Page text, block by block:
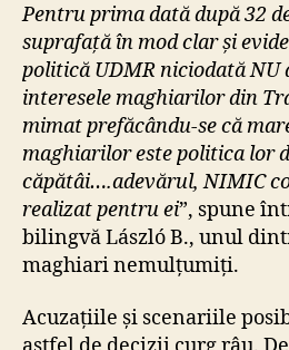
Pentru prima dată după 32
suprafață în mod clar și
politică UDMR niciodată NU
interesele maghiarilor din
mimat prefăcându-se că
maghiarilor este politica lor
căpătâi….adevărul, NIMIC
realizat pentru ei”, spune
bilingvă László B., unul
maghiari nemulțumiți.
Acuzațiile și scenariile